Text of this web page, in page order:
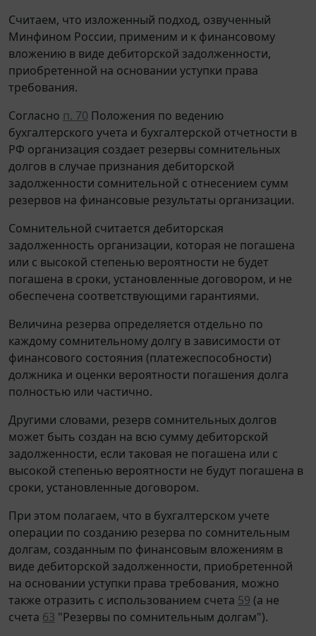
Считаем, что изложенный подход, озвученный
Минфином России, применим и к финансовому
вложению в виде дебиторской задолженности,
приобретенной на основании уступки права
требования.
Согласно п. 70 Положения по ведению
бухгалтерского учета и бухгалтерской отчетности в
РФ организация создает резервы сомнительных
долгов в случае признания дебиторской
задолженности сомнительной с отнесением сумм
резервов на финансовые результаты организации.
Сомнительной считается дебиторская
задолженность организации, которая не погашена
или с высокой степенью вероятности не будет
погашена в сроки, установленные договором, и не
обеспечена соответствующими гарантиями.
Величина резерва определяется отдельно по
каждому сомнительному долгу в зависимости от
финансового состояния (платежеспособности)
должника и оценки вероятности погашения долга
полностью или частично.
Другими словами, резерв сомнительных долгов
может быть создан на всю сумму дебиторской
задолженности, если таковая не погашена или с
высокой степенью вероятности не будут погашена в
сроки, установленные договором.
При этом полагаем, что в бухгалтерском учете
операции по созданию резерва по сомнительным
долгам, созданным по финансовым вложениям в
виде дебиторской задолженности, приобретенной
на основании уступки права требования, можно
также отразить с использованием счета 59 (а не
счета 63 "Резервы по сомнительным долгам").